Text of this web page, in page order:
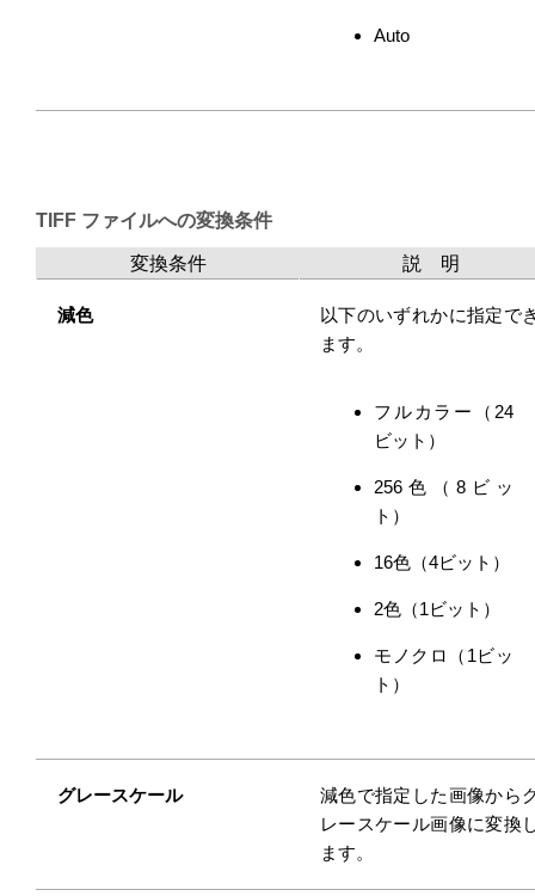
Auto
TIFF ファイルへの変換条件
変換条件 説 明
減色
以下のいずれかに指定で
ます。
フルカラー（24
ビット）
256色（8ビッ
ト）
16色（4ビット）
2色（1ビット）
モノクロ（1ビッ
ト）
グレースケール
減色で指定した画像から
レースケール画像に変換
ます。